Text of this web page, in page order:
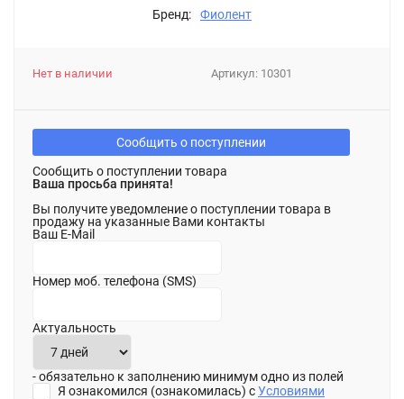
Бренд: Фиолент
Артикул: 10301
Нет в наличии
Сообщить о поступлении
Сообщить о поступлении товара
Ваша просьба принята!
Вы получите уведомление о поступлении товара в
продажу на указанные Вами контакты
Ваш E-Mail
Номер моб. телефона (SMS)
Актуальность
- обязательно к заполнению минимум одно из полей
Я ознакомился (ознакомилась) сУсловиями